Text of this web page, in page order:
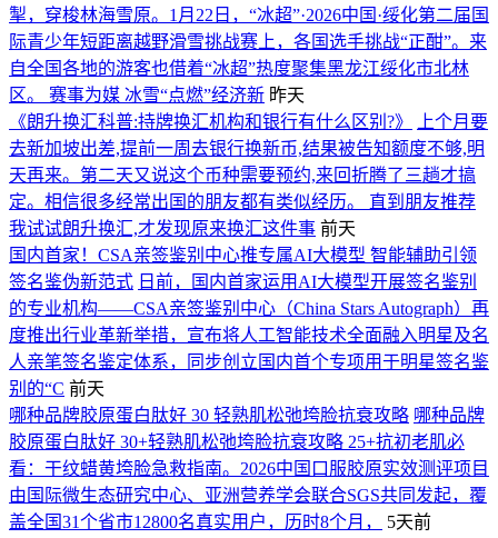
掣，穿梭林海雪原。1月22日，“冰超”·2026中国·绥化第二届国
际青少年短距离越野滑雪挑战赛上，各国选手挑战“正酣”。来
自全国各地的游客也借着“冰超”热度聚集黑龙江绥化市北林
区。 赛事为媒 冰雪“点燃”经济新 昨天
《朗升换汇科普:持牌换汇机构和银行有什么区别?》
上个月要
去新加坡出差,提前一周去银行换新币,结果被告知额度不够,明
天再来。第二天又说这个币种需要预约,来回折腾了三趟才搞
定。相信很多经常出国的朋友都有类似经历。 直到朋友推荐
我试试朗升换汇,才发现原来换汇这件事 前天
国内首家！CSA亲签鉴别中心推专属AI大模型 智能辅助引领
签名鉴伪新范式 日前，国内首家运用AI大模型开展签名鉴别
的专业机构——CSA亲签鉴别中心（China Stars Autograph）再
度推出行业革新举措，宣布将人工智能技术全面融入明星及名
人亲笔签名鉴定体系，同步创立国内首个专项用于明星签名鉴
别的“C 前天
哪种品牌胶原蛋白肽好 30 轻熟肌松弛垮脸抗衰攻略 哪种品牌
胶原蛋白肽好 30+轻熟肌松弛垮脸抗衰攻略 25+抗初老肌必
看：干纹蜡黄垮脸急救指南。2026中国口服胶原实效测评项目
由国际微生态研究中心、亚洲营养学会联合SGS共同发起，覆
盖全国31个省市12800名真实用户，历时8个月，
5天前